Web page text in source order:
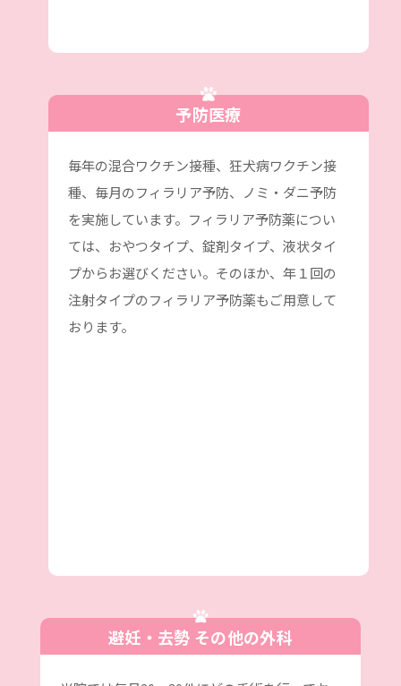
予防医療
毎年の混合ワクチン接種、狂犬病ワクチン接
種、毎月のフィラリア予防、ノミ・ダニ予防
を実施しています。フィラリア予防薬につい
ては、おやつタイプ、錠剤タイプ、液状タイ
プからお選びください。そのほか、年１回の
注射タイプのフィラリア予防薬もご用意して
おります。
避妊・去勢 その他の外科